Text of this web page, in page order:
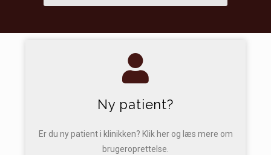
Ny patient?
Er du ny patient i klinikken? Klik her og læs mere om
brugeroprettelse.